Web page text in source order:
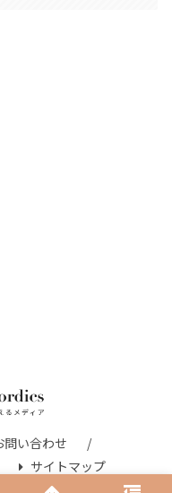
問い合わせ
サイトマップ